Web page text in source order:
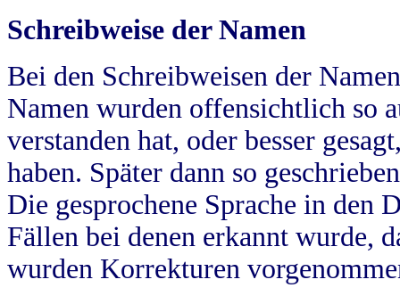
Schreibweise der Namen
Bei den Schreibweisen der
Namen wurden offensichtlich so
verstanden hat, oder besser
haben. Später dann so
Die gesprochene Sprache in
Fällen bei denen erkannt wurde,
wurden Korrekturen